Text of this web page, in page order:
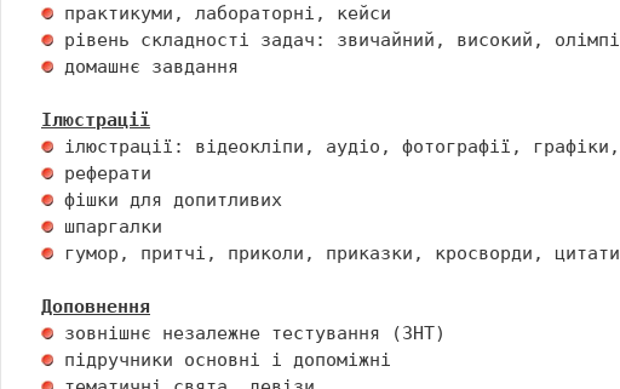
домашнє завдання
Ілюстрації
гумор, притчі, приколи, приказки, кросворди, цитати
Доповнення